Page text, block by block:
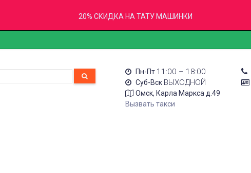
20% СКИДКА НА ТАТУ МАШИНКИ
Пн-Пт 11:00 – 18:00
Суб-Вск ВЫХОДНОЙ
Омск, Карла Маркса д.49
Вызвать такси